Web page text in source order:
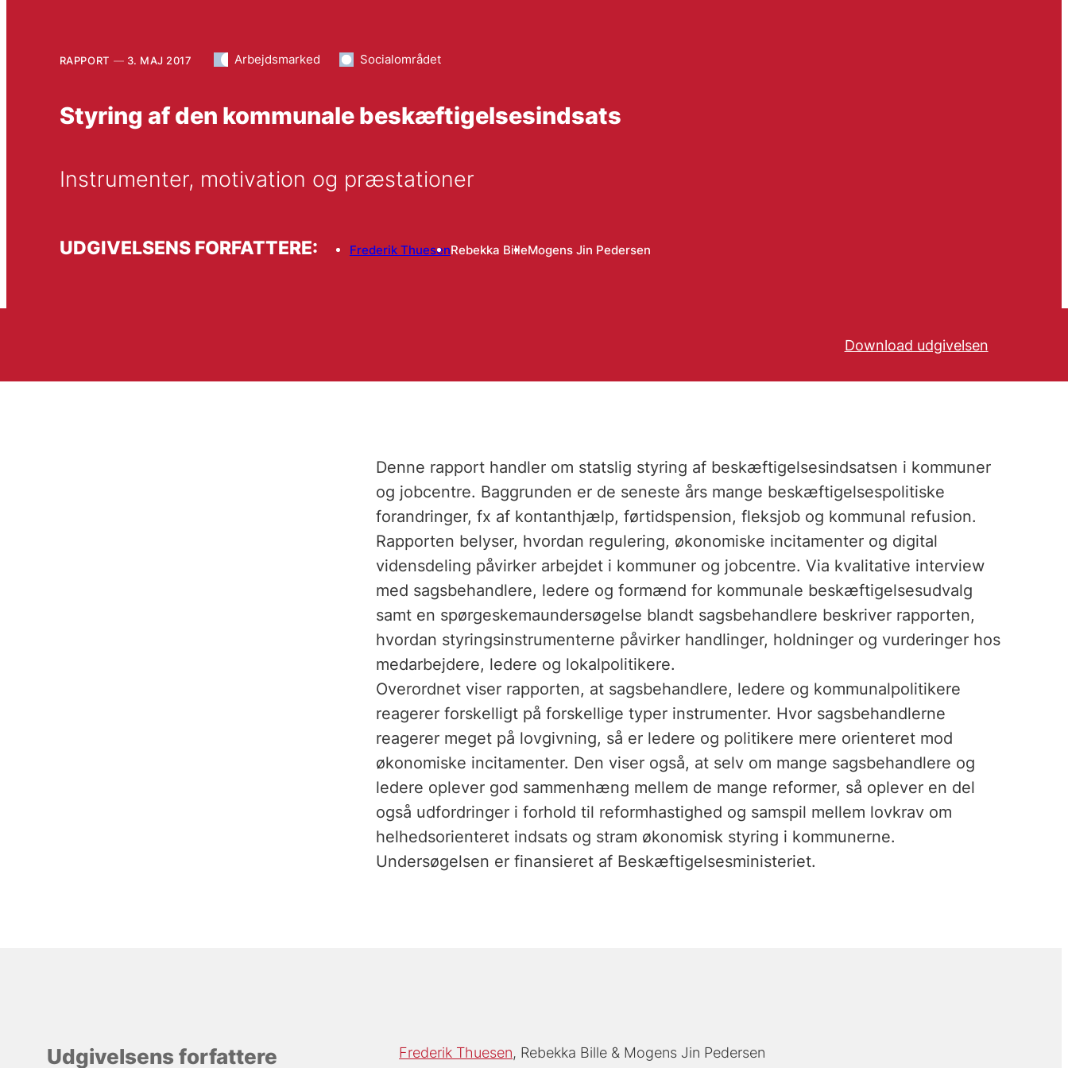
RAPPORT 3. MAJ 2017 Arbejdsmarked Socialområdet
Styring af den kommunale beskæftigelsesindsats
Instrumenter, motivation og præstationer
UDGIVELSENS FORFATTERE: Frederik ThuesenRebekka BilleMogens Jin Pedersen
Download udgivelsen
Denne rapport handler om statslig styring af beskæftigelsesindsatsen i kommuner
og jobcentre. Baggrunden er de seneste års mange beskæftigelsespolitiske
forandringer, fx af kontanthjælp, førtidspension, fleksjob og kommunal refusion.
Rapporten belyser, hvordan regulering, økonomiske incitamenter og digital
vidensdeling påvirker arbejdet i kommuner og jobcentre. Via kvalitative interview
med sagsbehandlere, ledere og formænd for kommunale beskæftigelsesudvalg
samt en spørgeskemaundersøgelse blandt sagsbehandlere beskriver rapporten,
hvordan styringsinstrumenterne påvirker handlinger, holdninger og vurderinger hos
medarbejdere, ledere og lokalpolitikere.
Overordnet viser rapporten, at sagsbehandlere, ledere og kommunalpolitikere
reagerer forskelligt på forskellige typer instrumenter. Hvor sagsbehandlerne
reagerer meget på lovgivning, så er ledere og politikere mere orienteret mod
økonomiske incitamenter. Den viser også, at selv om mange sagsbehandlere og
ledere oplever god sammenhæng mellem de mange reformer, så oplever en del
også udfordringer i forhold til reformhastighed og samspil mellem lovkrav om
helhedsorienteret indsats og stram økonomisk styring i kommunerne.
Undersøgelsen er finansieret af Beskæftigelsesministeriet.
Udgivelsens forfattere Frederik Thuesen Rebekka Bille Mogens Jin Pedersen